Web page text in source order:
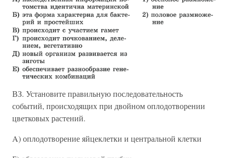
ВЗ. Установите правильную последовательность
событий, происходящих при двойном оплодотворении
цветковых растений.
A) оплодотворение яйцеклетки и центральной клетки